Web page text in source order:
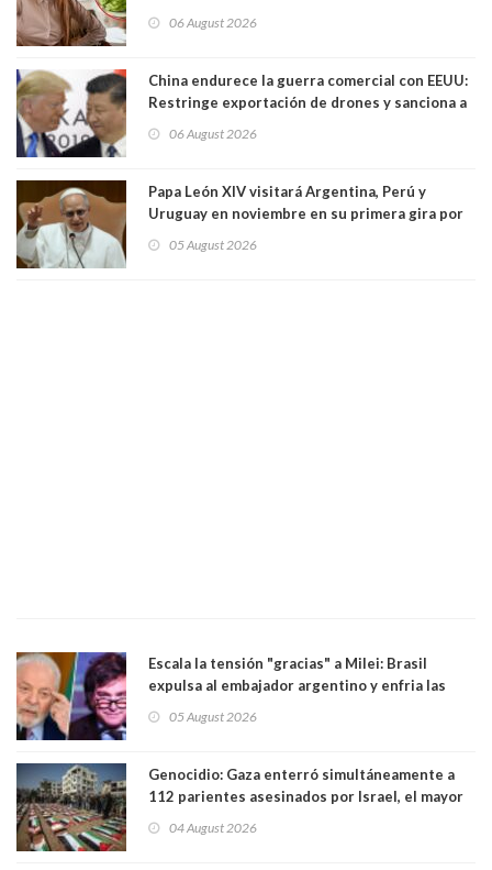
06 August 2026
China endurece la guerra comercial con EEUU:
Restringe exportación de drones y sanciona a
06 August 2026
Papa León XIV visitará Argentina, Perú y
Uruguay en noviembre en su primera gira por
05 August 2026
Escala la tensión "gracias" a Milei: Brasil
expulsa al embajador argentino y enfria las
trasandino
05 August 2026
Genocidio: Gaza enterró simultáneamente a
112 parientes asesinados por Israel, el mayor
muertos figuran 44 niños y nueve ancianos
04 August 2026